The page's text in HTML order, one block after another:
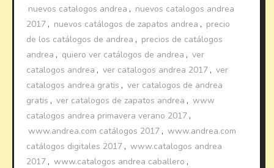
nuevos catalogos andrea , nuevos catalogos andrea
2017 , nuevos catálogos de zapatos andrea , precio
de los catálogos de andrea , precios de catálogos
andrea , quiero ver catálogos de andrea , ver
catalogos andrea , ver catalogos andrea 2017 , ver
catalogos andrea gratis , ver catalogos de andrea
gratis , ver catalogos de zapatos andrea , www
catalogos andrea primavera verano 2017 ,
www.andrea.com catálogos 2017 , www.andrea.com
catálogos digitales 2017 , www.catalogos andrea
2017 , www.catalogos andrea caballero ,